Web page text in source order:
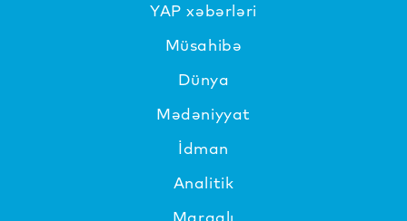
YAP xəbərləri
Müsahibə
Dünya
Mədəniyyat
İdman
Analitik
Maraqlı